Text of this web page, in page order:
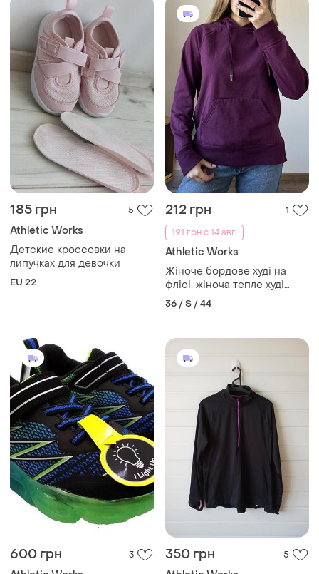
185 грн 5
Athletic Works
Детские кроссовки на
липучках для девочки
EU 22
212 грн
1
191 грн с 14 авг.
Athletic Works
Жіноче бордове худі на
флісі. жіноча тепле худі
бордо
36 / S / 44
600 грн 3 350 грн 5